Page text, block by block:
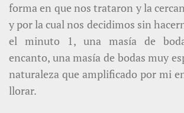
forma en que nos trataron y la
y por la cual nos decidimos sin
el minuto 1, una masía de
encanto, una masía de bodas muy
naturaleza que amplificado por mi
llorar.